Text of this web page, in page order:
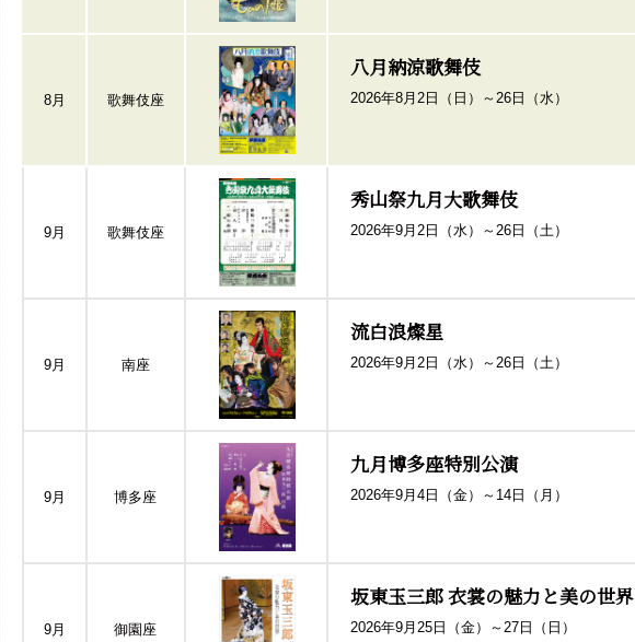
8月 歌舞伎座
八月納涼歌舞伎
2026年8月2日（日）～26日（水）
9月 歌舞伎座
秀山祭九月大歌舞伎
2026年9月2日（水）～26日（土）
9月 南座
流白浪燦星
2026年9月2日（水）～26日（土）
9月 博多座
九月博多座特別公演
2026年9月4日（金）～14日（月）
9月 御園座
坂東玉三郎 衣裳の魅力と美の世界
2026年9月25日（金）～27日（日）